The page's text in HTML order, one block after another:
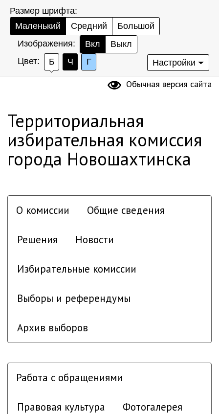
Размер шрифта:
Маленький
Средний
Большой
Изображения:
Вкл
Выкл
Цвет:
Б Ч Г Настройки
Обычная версия сайта
Территориальная
избирательная комиссия
города Новошахтинска
О комиссии Общие сведения
Решения Новости
Избирательные комиссии
Выборы и референдумы
Архив выборов
Работа с обращениями
Правовая культура Фотогалерея